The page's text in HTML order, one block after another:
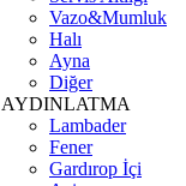
Vazo&Mumluk
Halı
Ayna
Diğer
AYDINLATMA
Lambader
Fener
Gardırop İçi